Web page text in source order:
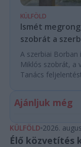
KÜLFÖLD
Ismét
szobrát a
A szerbiai
Miklós szobrát, a
Tanács
Ajánljuk még
KÜLFÖLD 2026.
Élő közvetítés